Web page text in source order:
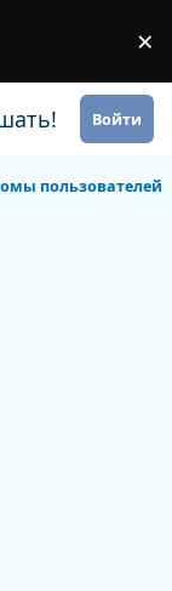
×
Войти
пользователей